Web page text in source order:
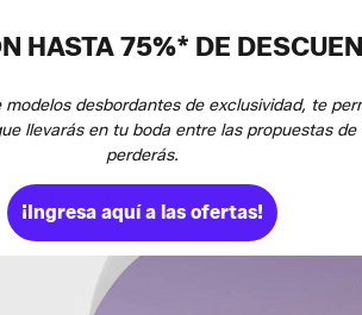
HASTA 75%* DE
desbordantes de exclusividad, te
llevarás en tu boda entre las propuestas
perderás.
¡Ingresa aquí a las ofertas!